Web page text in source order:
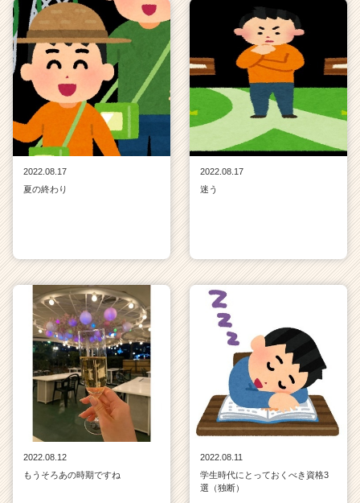
2022.08.17
夏の終わり
2022.08.17
迷う
2022.08.12
もうそろあの時期ですね
2022.08.11
学生時代にとっておくべき資格3
選（独断）